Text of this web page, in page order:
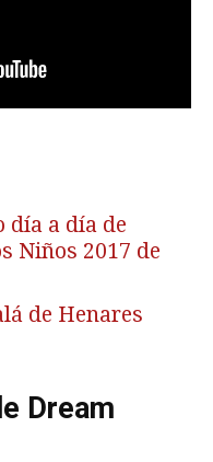
día a día de
Niños 2017 de
de Henares
Dream